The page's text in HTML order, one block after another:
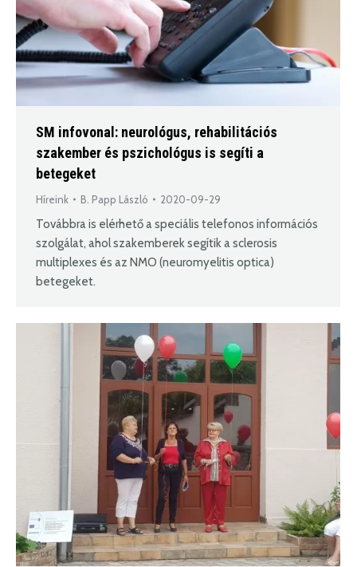
SM infovonal: neurológus, rehabilitációs
szakember és pszichológus is segíti a
betegeket
Híreink B. Papp László 2020-09-29
Továbbra is elérhető a speciális telefonos információs
szolgálat, ahol szakemberek segítik a sclerosis
multiplexes és az NMO (neuromyelitis optica)
betegeket.